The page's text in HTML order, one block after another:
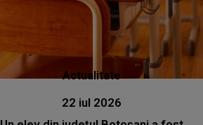
Actualitate
22 iul 2026